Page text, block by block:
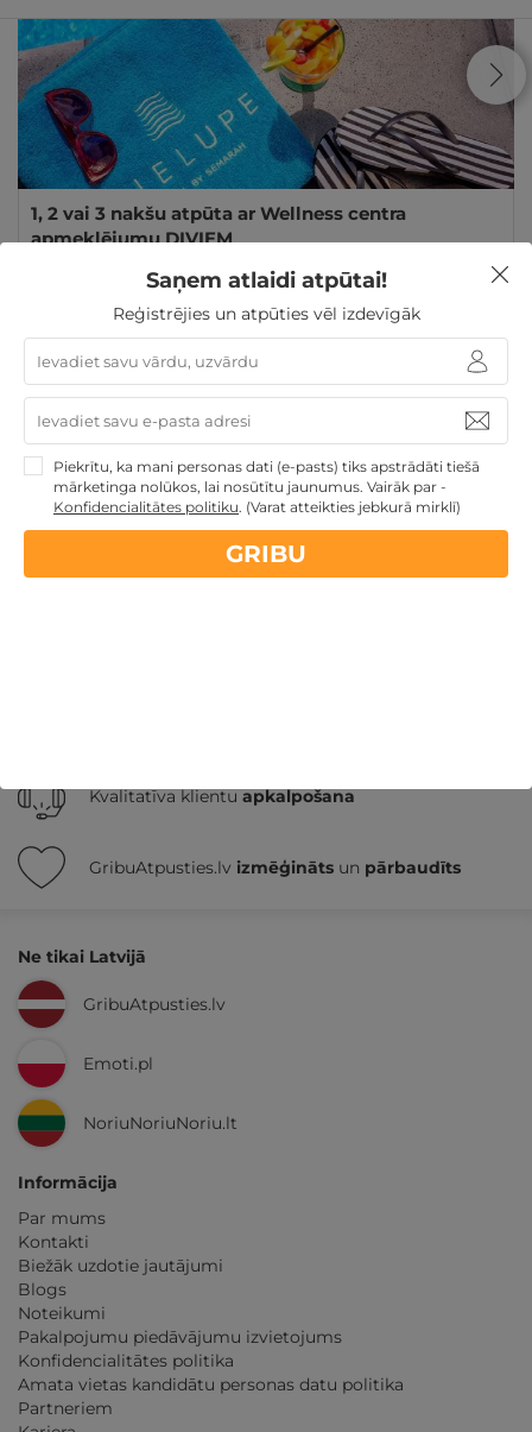
1, 2 vai 3 nakšu atpūta ar Wellness centra
apmeklējumu DIVIEM
Lielupe Hotel by Semarah ★ ★ ★ ★
135€ GRIBU
Skolēnu brīvlaikam Atpūta pie jūras
Derīgs arī
VASARĀ
Dāvanu idejas
Atpūtai Līgo svētkos
Dāvanas ģimenei
3 personu ĢIMENEI
4 personu
ĢIMENEI
Ģimenes atpūta
TOP atpūta Baltijā
Atpūta Latvijā
Kvalitatīva klientuapkalpošana
GribuAtpusties.lv izmēģināts un pārbaudīts
Ne tikai Latvijā
GribuAtpusties.lv
Emoti.pl
NoriuNoriuNoriu.lt
Informācija
Par mums
Kontakti
Biežāk uzdotie jautājumi
Blogs
Noteikumi
Pakalpojumu piedāvājumu izvietojums
Konfidencialitātes politika
Amata vietas kandidātu personas datu politika
Partneriem
Saņem atlaidi atpūtai!
Reģistrējies un atpūties vēl izdevīgāk
Piekrītu, ka mani personas dati (e-pasts) tiks apstrādāti tiešā
mārketinga nolūkos, lai nosūtītu jaunumus. Vairāk par -
Konfidencialitātes politiku. (Varat atteikties jebkurā mirklī)
GRIBU